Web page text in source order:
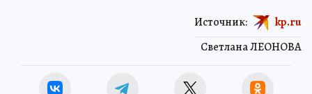
Светлана ЛЕОНОВА
Источник: kp.ru